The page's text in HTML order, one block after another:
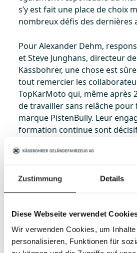
Zustimmung Details
Diese Webseite verwendet
Wir verwenden Cookies, um
personalisieren, Funktionen für
s’y est fait une place de choix
nombreux défis des dernières
Pour Alexander Dehm,
et Steve Junghans, directeur
Kässbohrer, une chose est
tout remercier les
TopKarMoto qui, même après
de travailler sans relâche
marque PistenBully. Leur
formation continue sont
long terme de leur entreprise,
nôtre ! Sans des distributeurs
Kässbohrer Geländefahrzeug
pu connaître un tel succès ! »
face aux changements, notre
à une qualité haut de gamme
stratégie très claire, à savoir « Ne
abandonner », contribuent à notre